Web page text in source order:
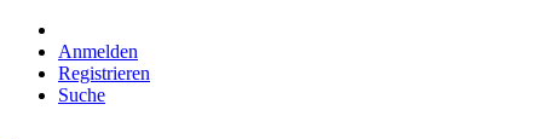
Anmelden
Registrieren
Suche